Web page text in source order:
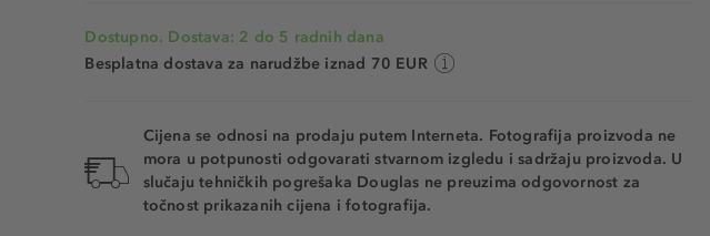
Dostupno. Dostava: 2 do 5 radnih dana
Besplatna dostava za narudžbe iznad 70 EUR
Cijena se odnosi na prodaju putem Interneta. Fotografija proizvoda ne
mora u potpunosti odgovarati stvarnom izgledu i sadržaju proizvoda. U
slučaju tehničkih pogrešaka Douglas ne preuzima odgovornost za
točnost prikazanih cijena i fotografija.